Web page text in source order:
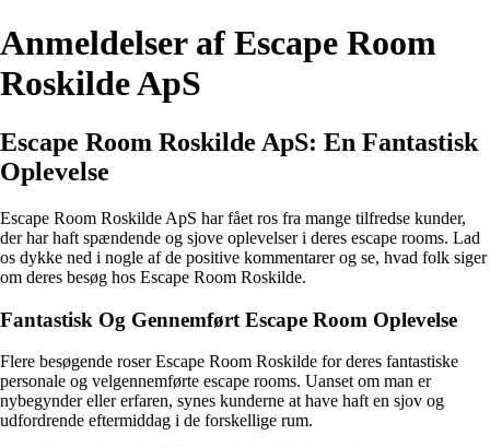
Anmeldelser af Escape Room
Roskilde ApS
Escape Room Roskilde ApS: En Fantastisk
Oplevelse
Escape Room Roskilde ApS har fået ros fra mange tilfredse kunder,
der har haft spændende og sjove oplevelser i deres escape rooms. Lad
os dykke ned i nogle af de positive kommentarer og se, hvad folk siger
om deres besøg hos Escape Room Roskilde.
Fantastisk Og Gennemført Escape Room Oplevelse
Flere besøgende roser Escape Room Roskilde for deres fantastiske
personale og velgennemførte escape rooms. Uanset om man er
nybegynder eller erfaren, synes kunderne at have haft en sjov og
udfordrende eftermiddag i de forskellige rum.